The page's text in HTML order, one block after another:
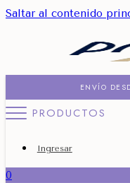
Saltar al contenido
ENVÍO
PRODUCTOS
Ingresar
0